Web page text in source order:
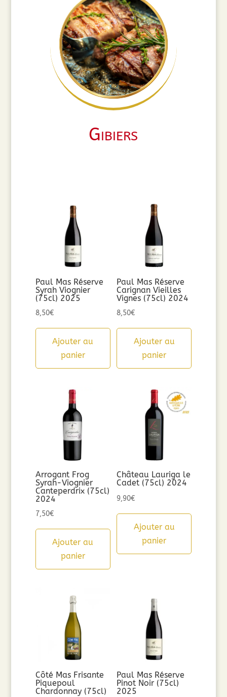
Gibiers
Paul Mas Réserve
Syrah Viognier
(75cl) 2025
8,50€
Ajouter au
panier
Paul Mas Réserve
Carignan Vieilles
Vignes (75cl) 2024
8,50€
Ajouter au
panier
Arrogant Frog
Syrah-Viognier
Canteperdrix (75cl)
2024
7,50€
Ajouter au
panier
Château Lauriga le
Cadet (75cl) 2024
9,90€
Ajouter au
panier
Côté Mas Frisante
Piquepoul
Chardonnay (75cl)
Paul Mas Réserve
Pinot Noir (75cl)
2025